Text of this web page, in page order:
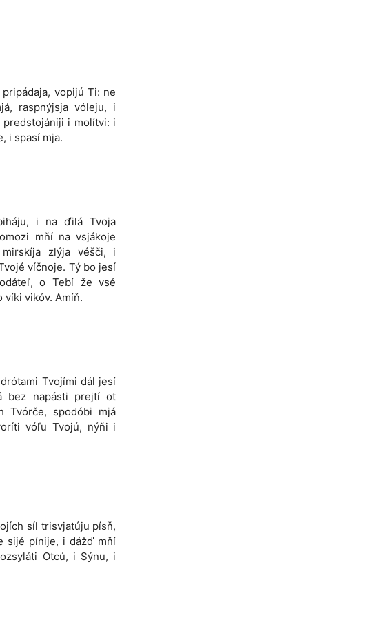
vopijú Ti: ne
raspnýjsja vóleju, i
i molítvi: i
i spasí mja.
i na ďilá Tvoja
mňí na vsjákoje
zlýja véšči, i
víčnoje. Tý bo jesí
o Tebí že vsé
víki vikóv. Amíň.
Tvojími dál jesí
bez napásti prejtí ot
Tvórče, spodóbi mjá
vóľu Tvojú, nýňi i
síl trisvjatúju písň,
sijé pínije, i dážď mňí
Otcú, i Sýnu, i